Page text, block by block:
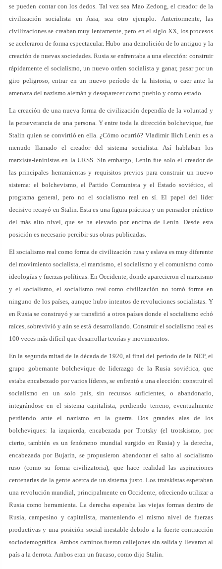
se pueden contar con los dedos. Tal vez sea Mao Zedong, el creador de la
civilización socialista en Asia, sea otro ejemplo. Anteriormente, las
civilizaciones se creaban muy lentamente, pero en el siglo XX, los procesos
se aceleraron de forma espectacular. Hubo una demolición de lo antiguo y la
creación de nuevas sociedades. Rusia se enfrentaba a una elección: construir
rápidamente el socialismo, un nuevo orden socialista y ganar, pasar por un
giro peligroso, entrar en un nuevo período de la historia, o caer ante la
amenaza del nazismo alemán y desaparecer como pueblo y como estado.
La creación de una nueva forma de civilización dependía de la voluntad y
la perseverancia de una persona. Y entre toda la dirección bolchevique, fue
Stalin quien se convirtió en ella. ¿Cómo ocurrió? Vladimir Ilich Lenin es a
menudo llamado el creador del sistema socialista. Así hablaban los
marxista-leninistas en la URSS. Sin embargo, Lenin fue solo el creador de
las principales herramientas y requisitos previos para construir un nuevo
sistema: el bolchevismo, el Partido Comunista y el Estado soviético, el
programa general, pero no el socialismo real en sí. El papel del líder
decisivo recayó en Stalin. Esta es una figura práctica y un pensador práctico
del más alto nivel, que se ha elevado por encima de Lenin. Desde esta
posición es necesario percibir sus obras publicadas.
El socialismo real como forma de civilización rusa y eslava es muy diferente
del movimiento socialista, el marxismo, el socialismo y el comunismo como
ideologías y fuerzas políticas. En Occidente, donde aparecieron el marxismo
y el socialismo, el socialismo real como civilización no tomó forma en
ninguno de los países, aunque hubo intentos de revoluciones socialistas. Y
en Rusia se construyó y se transfirió a otros países donde el socialismo echó
raíces, sobrevivió y aún se está desarrollando. Construir el socialismo real es
100 veces más difícil que desarrollar teorías y movimientos.
En la segunda mitad de la década de 1920, al final del período de la NEP, el
grupo gobernante bolchevique de liderazgo de la Rusia soviética, que
estaba encabezado por varios líderes, se enfrentó a una elección: construir el
socialismo en un solo país, sin recursos suficientes, o abandonarlo,
integrándose en el sistema capitalista, perdiendo terreno, eventualmente
perdiendo ante el nazismo en la guerra. Dos grandes alas de los
bolcheviques: la izquierda, encabezada por Trotsky (el trotskismo, por
cierto, también es un fenómeno mundial surgido en Rusia) y la derecha,
encabezada por Bujarin, se propusieron abandonar el salto al socialismo
ruso (como su forma civilizatoria), que hace realidad las aspiraciones
centenarias de la gente acerca de un sistema justo. Los trotskistas esperaban
una revolución mundial, principalmente en Occidente, ofreciendo utilizar a
Rusia como herramienta. La derecha esperaba las viejas formas dentro de
Rusia, campesino y capitalista, manteniendo el mismo nivel de fuerzas
productivas y una posición social inestable debido a la fuerte contracción
sociodemográfica. Ambos caminos fueron callejones sin salida y llevaron al
país a la derrota. Ambos eran un fracaso, como dijo Stalin.